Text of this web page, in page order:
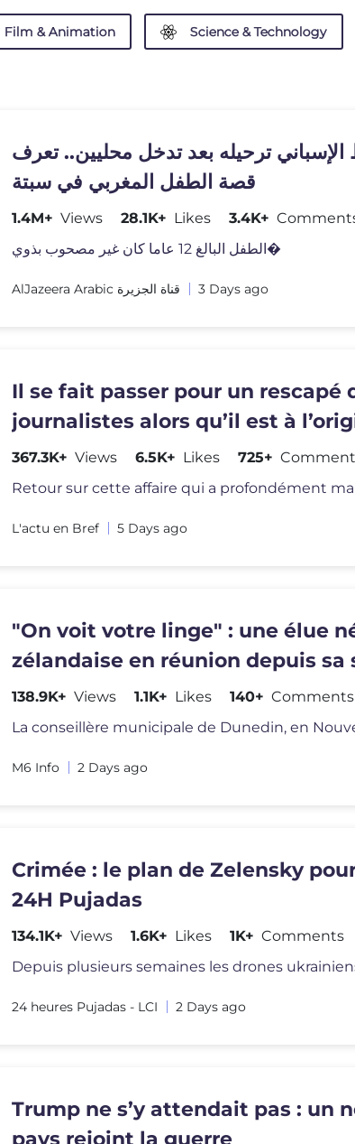
Film & Animation Science & Technology
الإسباني ترحيله بعد تدخل محليين.. تعرف
قصة الطفل المغربي في سبتة
1.4M+ Views 28.1K+ Likes 3.4K+
الطفل البالغ 12 عاما كان غير مصحوب بذوي�
AlJazeera Arabic قناة الجزيرة 3 Days ago
Il se fait passer pour un rescapé
journalistes alors qu’il est à
drame.
367.3K+ Views 6.5K+ Likes 725+
L'actu en Bref 5 Days ago
"On voit votre linge" : une élue
zélandaise en réunion depuis sa
bain
138.9K+ Views 1.1K+ Likes 140+ Comments
M6 Info 2 Days ago
Crimée : le plan de Zelensky
24H Pujadas
134.1K+ Views 1.6K+ Likes 1K+ Comments
24 heures Pujadas - LCI 2 Days ago
Trump ne s’y attendait pas : un
pays rejoint la guerre